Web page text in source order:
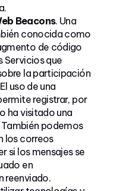
Beacons. Una
conocida como
de código
Servicios que
la participación
uso de una
registrar, por
ha visitado una
podemos
los correos
si los mensajes se
en
reenviado.